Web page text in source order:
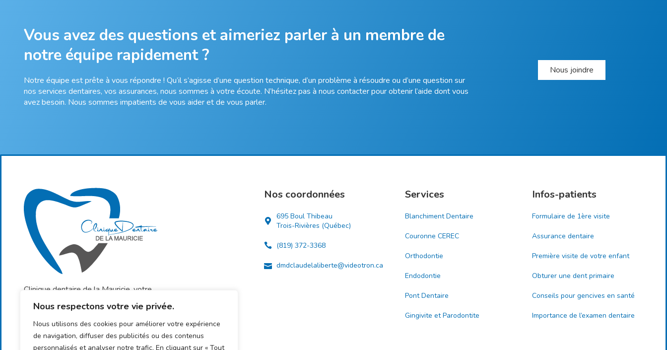
Nous respectons votre vie privée.
Nous utilisons des cookies pour améliorer votre expérience
de navigation, diffuser des publicités ou des contenus
personnalisés et analyser notre trafic. En cliquant sur « Tout
Vous avez des questions et aimeriez parler à un membre de
notre équipe rapidement ?
Notre équipe est prête à vous répondre ! Qu’il s’agisse d’une question technique, d’un problème à résoudre ou d’une question sur
nos services dentaires, vos assurances, nous sommes à votre écoute. N’hésitez pas à nous contacter pour obtenir l’aide dont vous
avez besoin. Nous sommes impatients de vous aider et de vous parler.
Nous joindre
Clinique dentaire de la Mauricie, votre
clinique de confiance pour des soins
dentaires de qualité adaptés à vos besoins.
Nos coordonnées
695 Boul Thibeau
Trois-Rivières (Québec)
(819) 372-3368
dmdclaudelaliberte@videotron.ca
Services
Blanchiment Dentaire
Couronne CEREC
Orthodontie
Endodontie
Pont Dentaire
Gingivite et Parodontite
Infos-patients
Formulaire de 1ère visite
Assurance dentaire
Première visite de votre enfant
Obturer une dent primaire
Conseils pour gencives en santé
Importance de l’examen dentaire